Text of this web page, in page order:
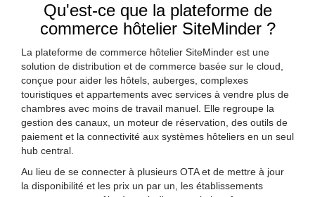
Qu'est-ce que la plateforme de
commerce hôtelier SiteMinder ?
La plateforme de commerce hôtelier SiteMinder est une
solution de distribution et de commerce basée sur le cloud,
conçue pour aider les hôtels, auberges, complexes
touristiques et appartements avec services à vendre plus de
chambres avec moins de travail manuel. Elle regroupe la
gestion des canaux, un moteur de réservation, des outils de
paiement et la connectivité aux systèmes hôteliers en un seul
hub central.
Au lieu de se connecter à plusieurs OTA et de mettre à jour
la disponibilité et les prix un par un, les établissements